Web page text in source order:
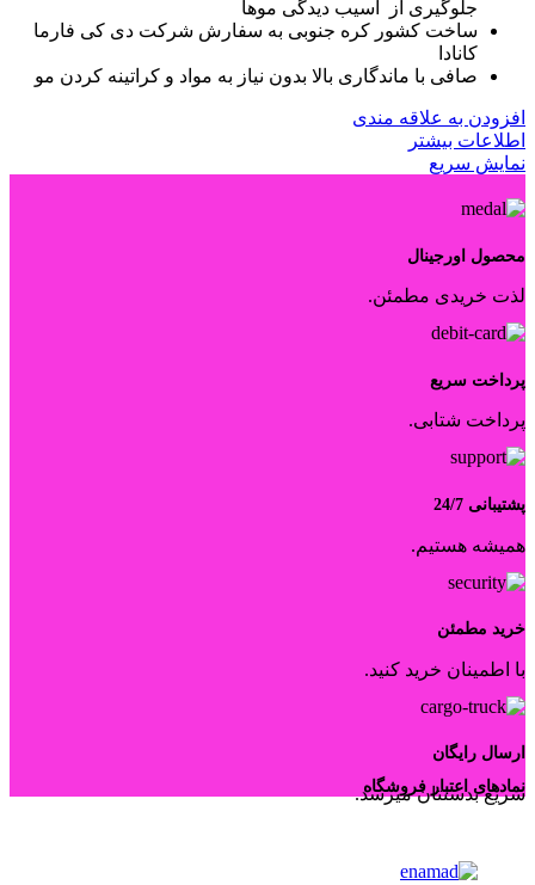
جلوگیری از آسیب دیدگی موها
ساخت کشور کره جنوبی به سفارش شرکت دی کی فارما
کانادا
صافی با ماندگاری بالا بدون نیاز به مواد و کراتینه کردن مو
افزودن به علاقه مندی
اطلاعات بیشتر
نمایش سریع
محصول اورجینال
لذت خریدی مطمئن.
پرداخت سریع
پرداخت شتابی.
پشتیبانی 24/7
همیشه هستیم.
خرید مطمئن
با اطمینان خرید کنید.
ارسال رایگان
سریع بدستتان میرسد.
نمادهای اعتبار فروشگاه